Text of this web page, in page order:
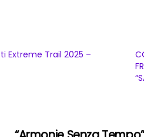
Extreme Trail 2025 –